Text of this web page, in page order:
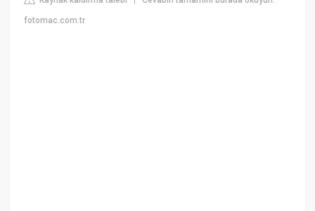
fotomac.com.tr